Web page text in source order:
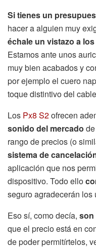
Si tienes un
hacer a alguien muy
échale un vistazo a
Estamos ante unos
muy bien acabados y
por ejemplo el cuero
toque distintivo del
Los Px8 S2ofrecen
sonido del mercado
rango de precios (o
sistema de
aplicación que nos
dispositivo. Todo ello
seguro agradecerán
Eso sí, como decía, son
que el precio está en
de poder permitírtelos,